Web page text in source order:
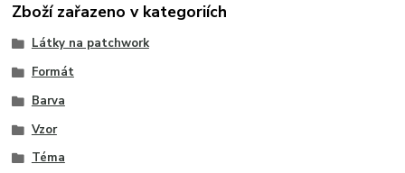
Zboží zařazeno v kategoriích
Látky na patchwork
Formát
Barva
Vzor
Téma